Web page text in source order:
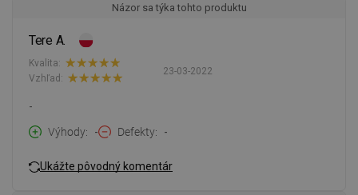
Názor sa týka tohto produktu
Tere A.
23-03-2022
Kvalita:
Vzhľad:
-
Výhody
- Defekty -
Ukážte pôvodný komentár